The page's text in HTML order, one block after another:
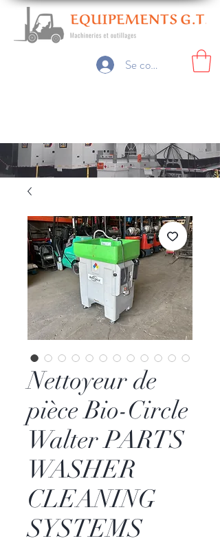
Se connecter
Nettoyeur de
pièce Bio-Circle
Walter PARTS
WASHER
CLEANING
SYSTEMS